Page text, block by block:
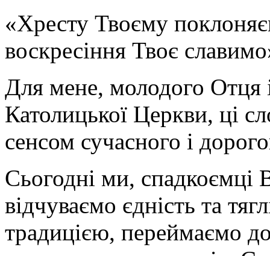
«Хресту Твоєму
воскресіння Твоє
Для мене, молодого Отця
Католицької Церкви, ці
сенсом сучасного і
Сьогодні ми,
відчуваємо єдність та
традицією, переймаємо